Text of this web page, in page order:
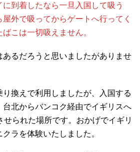
到着したなら一旦入国して吸う
外で吸ってからゲートへ行ってく
こは一切吸えません。
あるだろうと思いましたがありませ
換えで利用しましたが、入国する
北からバンコク経由でイギリスへ
せられた場所です。おかげでイギリ
ラを体験いたしました。